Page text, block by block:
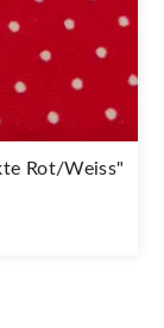
Rot/weiss"